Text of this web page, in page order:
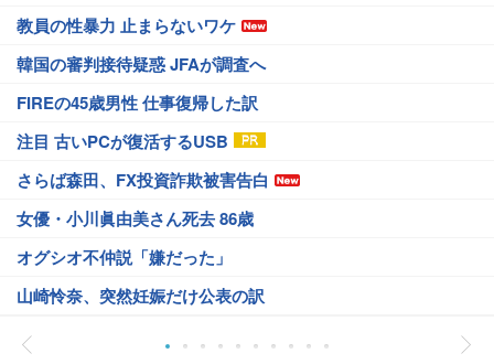
教員の性暴力 止まらないワケ
韓国の審判接待疑惑 JFAが調査へ
FIREの45歳男性 仕事復帰した訳
注目 古いPCが復活するUSB
さらば森田、FX投資詐欺被害告白
女優・小川眞由美さん死去 86歳
オグシオ不仲説「嫌だった」
山崎怜奈、突然妊娠だけ公表の訳